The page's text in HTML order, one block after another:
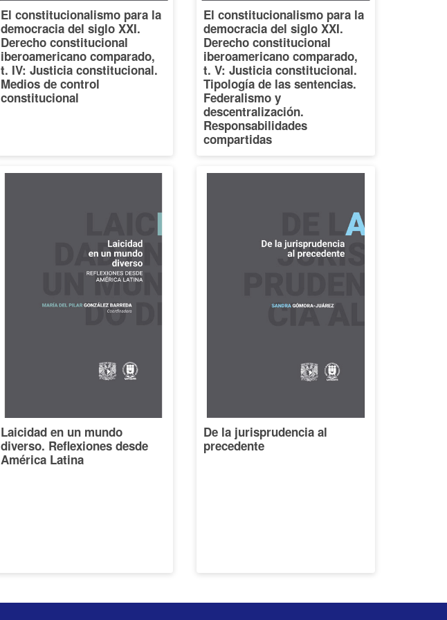
El constitucionalismo para la
democracia del siglo XXI.
Derecho constitucional
iberoamericano comparado,
t. IV: Justicia constitucional.
Medios de control
constitucional
El constitucionalismo para la
democracia del siglo XXI.
Derecho constitucional
iberoamericano comparado,
t. V: Justicia constitucional.
Tipología de las sentencias.
Federalismo y
descentralización.
Responsabilidades
compartidas
Laicidad en un mundo
diverso. Reflexiones desde
América Latina
De la jurisprudencia al
precedente